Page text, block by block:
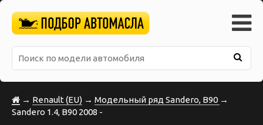
→ Renault (EU) → Модельный ряд Sandero, B90 →
Sandero 1.4, B90 2008 -